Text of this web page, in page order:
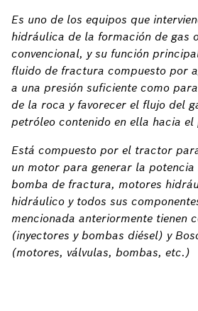
Es uno de los equipos que
hidráulica de la formación de gas
convencional, y su función
fluido de fractura compuesto por
a una presión suficiente como
de la roca y favorecer el flujo del
petróleo contenido en ella hacia
Está compuesto por el tractor
un motor para generar la potencia
bomba de fractura, motores
hidráulico y todos sus
mencionada anteriormente tienen
(inyectores y bombas diésel) y
(motores, válvulas, bombas, etc.)